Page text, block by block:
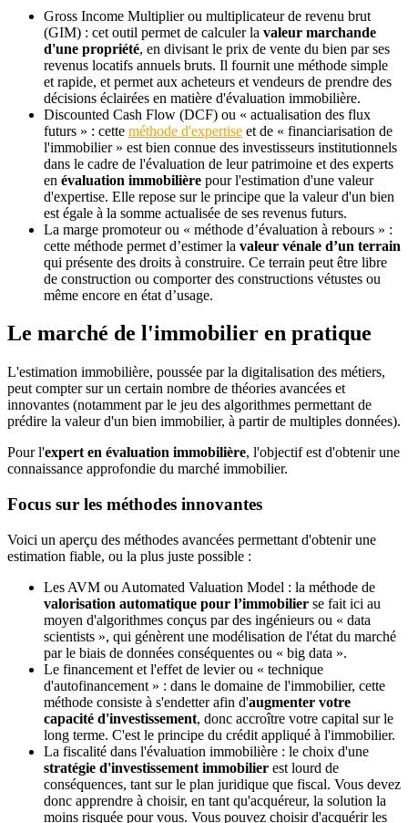
Gross Income Multiplier ou multiplicateur de revenu brut
(GIM) : cet outil permet de calculer la valeur marchande
d'une propriété, en divisant le prix de vente du bien par ses
revenus locatifs annuels bruts. Il fournit une méthode simple
et rapide, et permet aux acheteurs et vendeurs de prendre des
décisions éclairées en matière d'évaluation immobilière.
Discounted Cash Flow (DCF) ou « actualisation des flux
futurs » : cette méthode d'expertise et de « financiarisation de
l'immobilier » est bien connue des investisseurs institutionnels
dans le cadre de l'évaluation de leur patrimoine et des experts
en évaluation immobilière pour l'estimation d'une valeur
d'expertise. Elle repose sur le principe que la valeur d'un bien
est égale à la somme actualisée de ses revenus futurs.
La marge promoteur ou « méthode d’évaluation à rebours » :
cette méthode permet d’estimer la valeur vénale d’un terrain
qui présente des droits à construire. Ce terrain peut être libre
de construction ou comporter des constructions vétustes ou
même encore en état d’usage.
Le marché de l'immobilier en pratique
L'estimation immobilière, poussée par la digitalisation des métiers,
peut compter sur un certain nombre de théories avancées et
innovantes (notamment par le jeu des algorithmes permettant de
prédire la valeur d'un bien immobilier, à partir de multiples données).
Pour l'expert en évaluation immobilière, l'objectif est d'obtenir une
connaissance approfondie du marché immobilier.
Focus sur les méthodes innovantes
Voici un aperçu des méthodes avancées permettant d'obtenir une
estimation fiable, ou la plus juste possible :
Les AVM ou Automated Valuation Model : la méthode de
valorisation automatique pour l’immobilier se fait ici au
moyen d'algorithmes conçus par des ingénieurs ou « data
scientists », qui génèrent une modélisation de l'état du marché
par le biais de données conséquentes ou « big data ».
Le financement et l'effet de levier ou « technique
d'autofinancement » : dans le domaine de l'immobilier, cette
méthode consiste à s'endetter afin d'augmenter votre
capacité d'investissement, donc accroître votre capital sur le
long terme. C'est le principe du crédit appliqué à l'immobilier.
La fiscalité dans l'évaluation immobilière : le choix d'une
stratégie d'investissement immobilier est lourd de
conséquences, tant sur le plan juridique que fiscal. Vous devez
donc apprendre à choisir, en tant qu'acquéreur, la solution la
moins risquée pour vous. Vous pouvez choisir d'acquérir les